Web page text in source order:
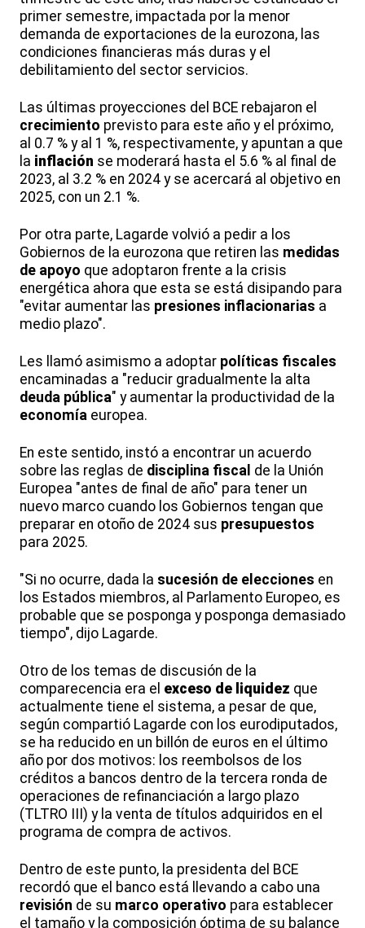
primer semestre, impactada por la menor
demanda de exportaciones de la eurozona, las
condiciones financieras más duras y el
debilitamiento del sector servicios.
Las últimas proyecciones del BCE rebajaron el
crecimiento previsto para este año y el próximo,
al 0.7 % y al 1 %, respectivamente, y apuntan a que
la inflación se moderará hasta el 5.6 % al final de
2023, al 3.2 % en 2024 y se acercará al objetivo en
2025, con un 2.1 %.
Por otra parte, Lagarde volvió a pedir a los
Gobiernos de la eurozona que retiren las medidas
de apoyo que adoptaron frente a la crisis
energética ahora que esta se está disipando para
"evitar aumentar las presiones inflacionarias a
medio plazo".
Les llamó asimismo a adoptar políticas fiscales
encaminadas a "reducir gradualmente la alta
deuda pública" y aumentar la productividad de la
economía europea.
En este sentido, instó a encontrar un acuerdo
sobre las reglas de disciplina fiscal de la Unión
Europea "antes de final de año" para tener un
nuevo marco cuando los Gobiernos tengan que
preparar en otoño de 2024 sus presupuestos
para 2025.
"Si no ocurre, dada la sucesión de elecciones en
los Estados miembros, al Parlamento Europeo, es
probable que se posponga y posponga demasiado
tiempo", dijo Lagarde.
Otro de los temas de discusión de la
comparecencia era el exceso de liquidez que
actualmente tiene el sistema, a pesar de que,
según compartió Lagarde con los eurodiputados,
se ha reducido en un billón de euros en el último
año por dos motivos: los reembolsos de los
créditos a bancos dentro de la tercera ronda de
operaciones de refinanciación a largo plazo
(TLTRO III) y la venta de títulos adquiridos en el
programa de compra de activos.
Dentro de este punto, la presidenta del BCE
recordó que el banco está llevando a cabo una
revisión de su marco operativo para establecer
el tamaño y la composición óptima de su balance